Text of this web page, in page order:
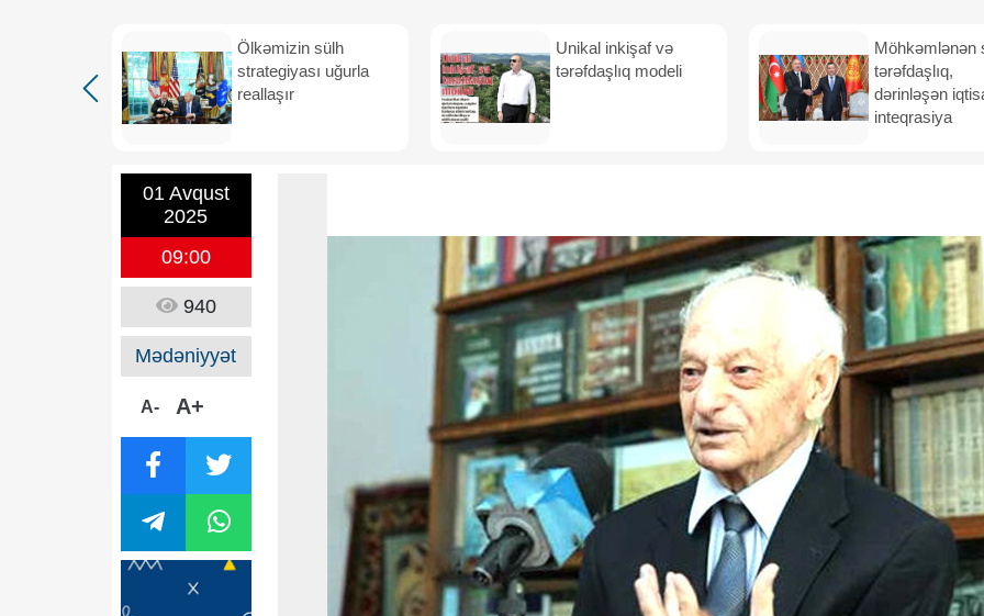
Ölkəmizin sülh
strategiyası uğurla
reallaşır
Unikal inkişaf və
tərəfdaşlıq modeli
Möhkəmlənən
tərəfdaşlıq,
dərinləşən
inteqrasiya
01 Avqust
2025
09:00
940
Mədəniyyət
A- A+